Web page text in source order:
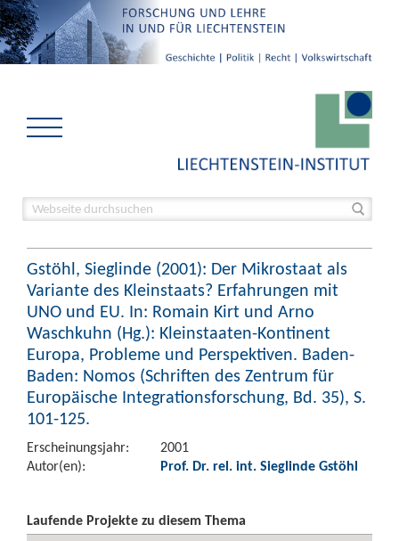
Gstöhl, Sieglinde (2001): Der Mikrostaat als
Variante des Kleinstaats? Erfahrungen mit
UNO und EU. In: Romain Kirt und Arno
Waschkuhn (Hg.): Kleinstaaten-Kontinent
Europa, Probleme und Perspektiven. Baden-
Baden: Nomos (Schriften des Zentrum für
Europäische Integrationsforschung, Bd. 35), S.
101-125.
Erscheinungsjahr:
2001
Autor(en):
Prof. Dr. rel. int. Sieglinde Gstöhl
Laufende Projekte zu diesem Thema